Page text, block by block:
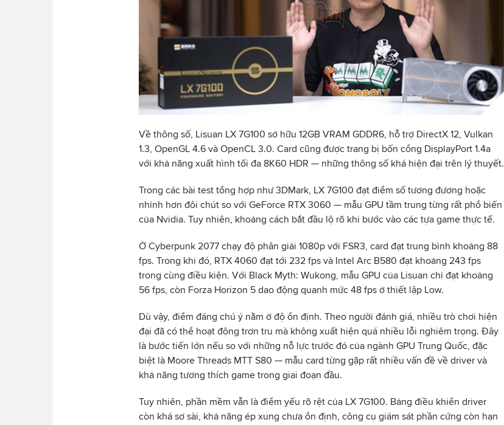
Về thông số, Lisuan LX 7G100 sở hữu 12GB VRAM GDDR6, hỗ trợ DirectX 12, Vulkan
1.3, OpenGL 4.6 và OpenCL 3.0. Card cũng được trang bị bốn cổng DisplayPort 1.4a
với khả năng xuất hình tối đa 8K60 HDR — những thông số khá hiện đại trên lý thuyết.
Trong các bài test tổng hợp như 3DMark, LX 7G100 đạt điểm số tương đương hoặc
nhỉnh hơn đôi chút so với GeForce RTX 3060 — mẫu GPU tầm trung từng rất phổ biến
của Nvidia. Tuy nhiên, khoảng cách bắt đầu lộ rõ khi bước vào các tựa game thực tế.
Ở Cyberpunk 2077 chạy độ phân giải 1080p với FSR3, card đạt trung bình khoảng 88
fps. Trong khi đó, RTX 4060 đạt tới 232 fps và Intel Arc B580 đạt khoảng 243 fps
trong cùng điều kiện. Với Black Myth: Wukong, mẫu GPU của Lisuan chỉ đạt khoảng
56 fps, còn Forza Horizon 5 dao động quanh mức 48 fps ở thiết lập Low.
Dù vậy, điểm đáng chú ý nằm ở độ ổn định. Theo người đánh giá, nhiều trò chơi hiện
đại đã có thể hoạt động trơn tru mà không xuất hiện quá nhiều lỗi nghiêm trọng. Đây
là bước tiến lớn nếu so với những nỗ lực trước đó của ngành GPU Trung Quốc, đặc
biệt là Moore Threads MTT S80 — mẫu card từng gặp rất nhiều vấn đề về driver và
khả năng tương thích game trong giai đoạn đầu.
Tuy nhiên, phần mềm vẫn là điểm yếu rõ rệt của LX 7G100. Bảng điều khiển driver
còn khá sơ sài, khả năng ép xung chưa ổn định, công cụ giám sát phần cứng còn hạn